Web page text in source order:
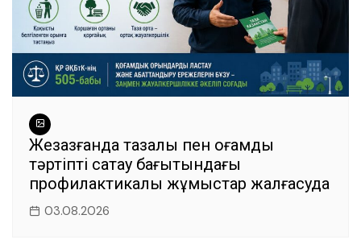
Жезқазғанда тазалық пен қоғамдық
тәртіпті сақтау бағытындағы
профилактикалық жұмыстар жалғасуда
03.08.2026